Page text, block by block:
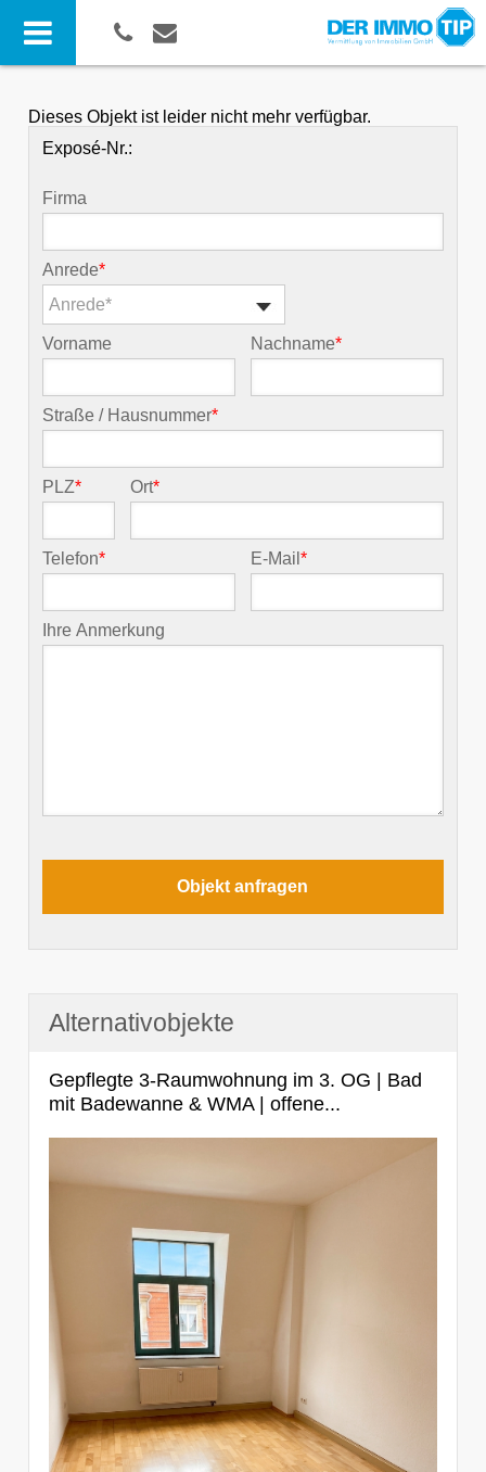
Dieses Objekt ist leider nicht mehr verfügbar.
Exposé-Nr.:
Firma
Anrede*
Anrede*
Vorname Nachname*
Straße / Hausnummer*
PLZ* Ort*
Telefon* E-Mail*
Ihre Anmerkung
Alternativobjekte
Gepflegte 3-Raumwohnung im 3. OG | Bad
mit Badewanne & WMA | offene...